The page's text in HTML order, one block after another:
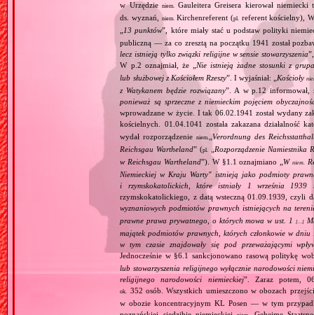
w Urzędzie niem. Gauleitera Greisera kierował
ds. wyznań,
niem. Kirchenreferent (pl. referent kościelny),
13 punktów”, które miały stać u podstaw polityki
publiczną — za co zresztą na początku 1941 został
lecz istnieją tylko związki religijne w sensie stowarzyszenia
W p.2 oznajmiał, że „ Nie istnieją żadne stosunki z
lub służbowej z Kościołem Rzeszy”. I wyjaśniał: „ Kościoły
z Watykanem będzie rozwiązany”. A w p.12 informował,
ponieważ są sprzeczne z niemieckim pojęciem
wprowadzane w życie. I tak 06.02.1941 został wydany
kościelnych. 01.04.1041 została zakazana działalność
wydał rozporządzenieniem. „Verordnung des
Reichsgau Wartheland” (pl. „Rozporządzenie Namiestnika
w Reichsgau Wartheland”). W §1.1 oznajmiano „ W niem.
Niemieckiej w Kraju Warty" istnieją jako podmioty
i rzymskokatolickich, które istniały 1 września
rzymskokatolickiego, z datą wsteczną 01.09.1939, czyli
wyznaniowych podmiotów prawnych istniejących na
prawne prawa prywatnego, o których mowa w ust. 1
[…]
majątek podmiotów prawnych, których członkowie w
w tym czasie znajdowały się pod przeważającymi
Jednocześnie w §6.1 sankcjonowano rasową politykę
lub stowarzyszenia religijnego wyłącznie narodowości
religijnego narodowości niemieckiej”. Zaraz potem,
ok. 352 osób. Wszystkich umieszczono w obozach
w obozie koncentracyjnym KL Posen — w tym